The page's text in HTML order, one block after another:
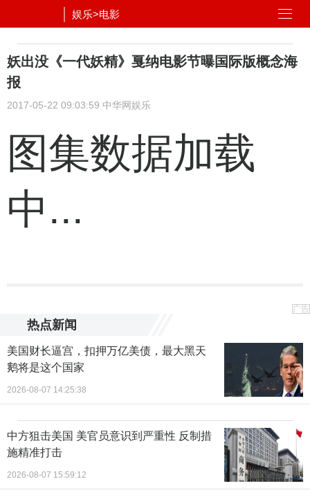
娱乐>电影
妖出没《一代妖精》戛纳电影节曝国际版概念海
报
2017-05-22 09:03:59 中华网娱乐
图集数据加载
中...
广告
热点新闻
美国财长逼宫，扣押万亿美债，最大黑天
鹅将是这个国家
2026-08-07 14:25:38
中方狙击美国 美官员意识到严重性 反制措
施精准打击
2026-08-07 15:59:12